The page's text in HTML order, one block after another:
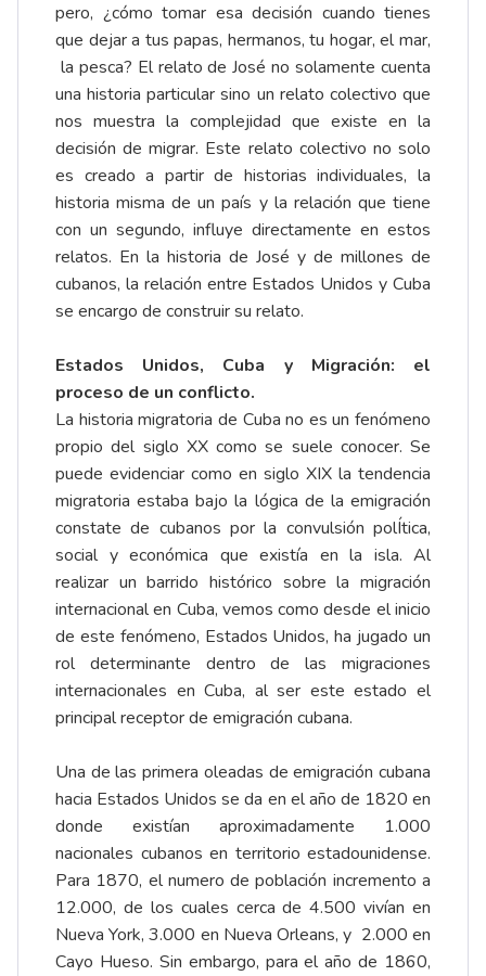
pero, ¿cómo tomar esa decisión cuando tienes
que dejar a tus papas, hermanos, tu hogar, el mar,
la pesca? El relato de José no solamente cuenta
una historia particular sino un relato colectivo que
nos muestra la complejidad que existe en la
decisión de migrar. Este relato colectivo no solo
es creado a partir de historias individuales, la
historia misma de un país y la relación que tiene
con un segundo, influye directamente en estos
relatos. En la historia de José y de millones de
cubanos, la relación entre Estados Unidos y Cuba
se encargo de construir su relato.
Estados Unidos, Cuba y Migración: el
proceso de un conflicto.
La historia migratoria de Cuba no es un fenómeno
propio del siglo XX como se suele conocer. Se
puede evidenciar como en siglo XIX la tendencia
migratoria estaba bajo la lógica de la emigración
constate de cubanos por la convulsión polÍtica,
social y económica que existía en la isla. Al
realizar un barrido histórico sobre la migración
internacional en Cuba, vemos como desde el inicio
de este fenómeno, Estados Unidos, ha jugado un
rol determinante dentro de las migraciones
internacionales en Cuba, al ser este estado el
principal receptor de emigración cubana.
Una de las primera oleadas de emigración cubana
hacia Estados Unidos se da en el año de 1820 en
donde existían aproximadamente 1.000
nacionales cubanos en territorio estadounidense.
Para 1870, el numero de población incremento a
12.000, de los cuales cerca de 4.500 vivían en
Nueva York, 3.000 en Nueva Orleans, y 2.000 en
Cayo Hueso. Sin embargo, para el año de 1860,